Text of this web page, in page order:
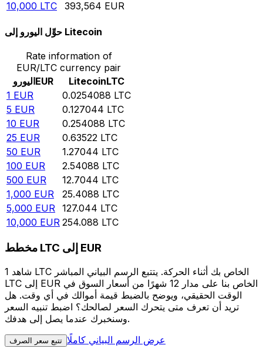
10,000 LTC 393,564 EUR
حوِّل اليورو إلى Litecoin
Rate information of
EUR/LTC currency pair
اليوروEUR LitecoinLTC
1 EUR 0.0254088 LTC
5 EUR 0.127044 LTC
10 EUR 0.254088 LTC
25 EUR 0.63522 LTC
50 EUR 1.27044 LTC
100 EUR 2.54088 LTC
500 EUR 12.7044 LTC
1,000 EUR 25.4088 LTC
5,000 EUR 127.044 LTC
10,000 EUR 254.088 LTC
مخطط LTC إلى EUR
شاهد 1 LTC الخاص بك أثناء الحركة. يتتبع الرسم البياني المباشر
LTC إلى EUR الخاص بنا على مدار 12 شهرًا من أسعار السوق في
الوقت الحقيقي، ويوضح بالضبط قيمة أموالك في أي وقت. هل
تريد أن تعرف متى يتحرك السعر لصالحك؟ اضبط تنبيه السعر
وسنخبرك عندما يصل إلى هدفك.
تتبع سعر الصرف عرض الرسم البياني كاملًا